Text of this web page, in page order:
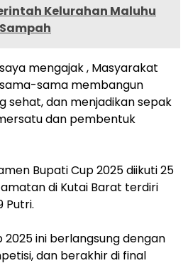
Kelurahan Maluhu
mengajak , Masyarakat
sama membangun
sehat, dan menjadikan sepak
dan pembentuk
Bupati Cup 2025 diikuti 25
di Kutai Barat terdiri
Putri.
2025 ini berlangsung dengan
dan berakhir di final